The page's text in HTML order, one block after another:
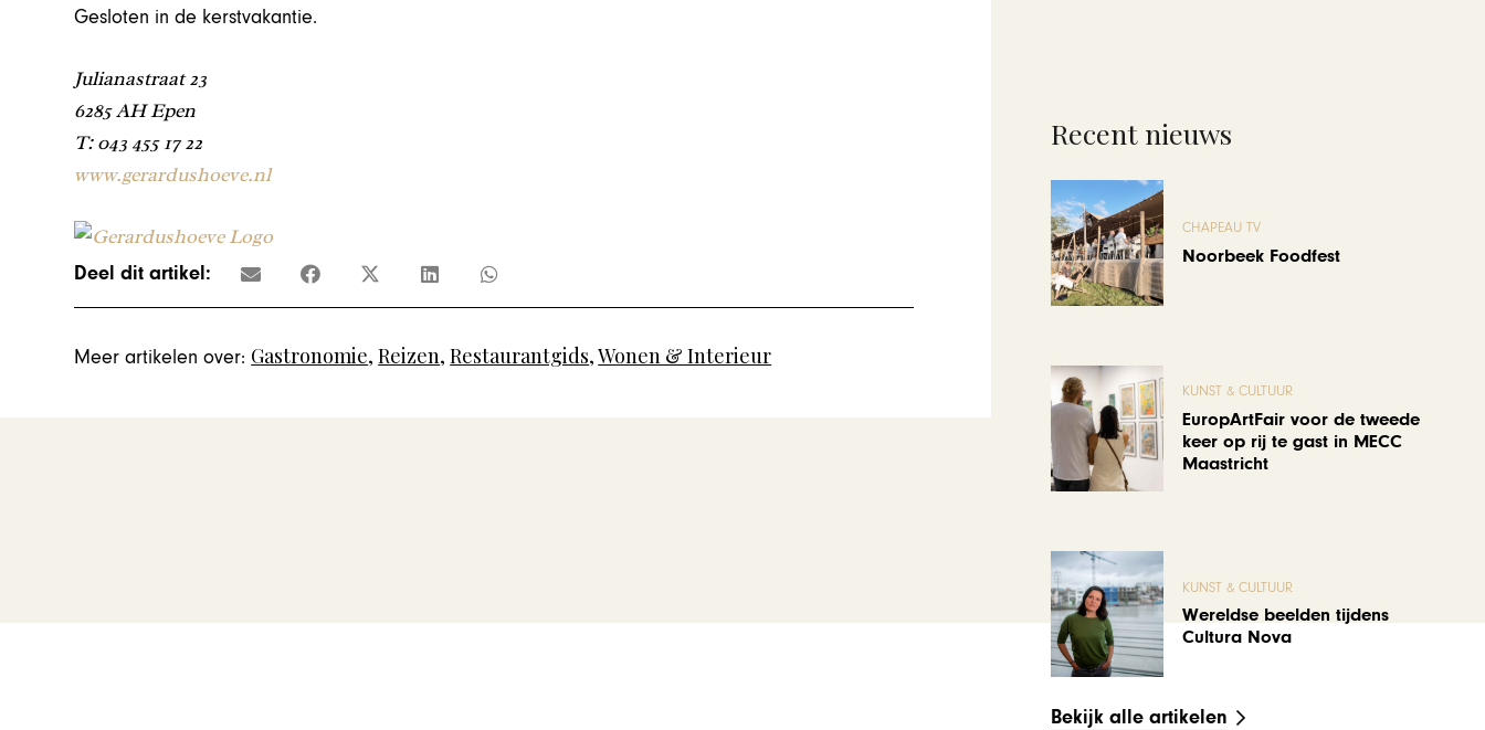
Gesloten in de kerstvakantie.
Julianastraat 23
6285 AH Epen
T: 043 455 17 22
www.gerardushoeve.nl
Deel dit artikel:
Meer artikelen over: Gastronomie,Reizen,Restaurantgids,Wonen & Interieur
Recent nieuws
CHAPEAU TV
Noorbeek Foodfest
KUNST & CULTUUR
EuropArtFair voor de tweede
keer op rij te gast in MECC
Maastricht
KUNST & CULTUUR
Wereldse beelden tijdens
Cultura Nova
Bekijk alle artikelen